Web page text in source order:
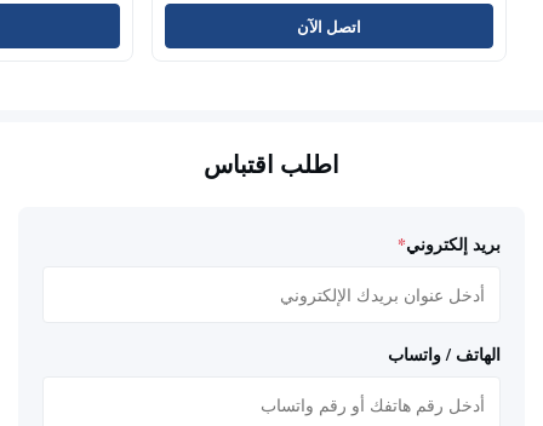
اتصل الآن
اطلب اقتباس
بريد إلكتروني*
الهاتف / واتساب